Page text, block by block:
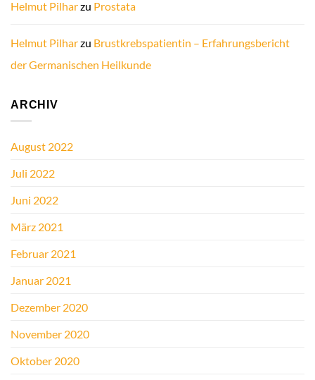
Helmut Pilharzu Prostata
Helmut Pilharzu Brustkrebspatientin – Erfahrungsbericht
der Germanischen Heilkunde
ARCHIV
August 2022
Juli 2022
Juni 2022
März 2021
Februar 2021
Januar 2021
Dezember 2020
November 2020
Oktober 2020